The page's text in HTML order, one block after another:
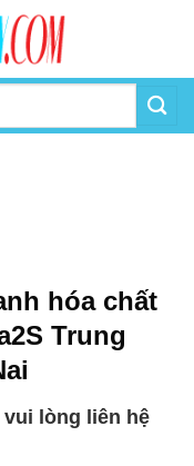
hóa chất
Trung
vui lòng liên hệ